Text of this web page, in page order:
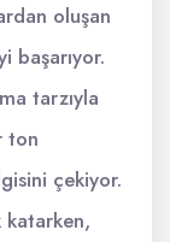
oluşan
başarıyor.
tarzıyla
ton
çekiyor.
katarken,